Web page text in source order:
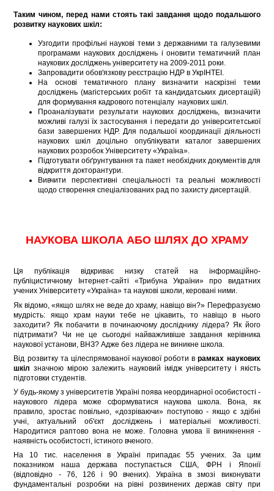
Таким чином, перед нами стоять такі завдання щодо подальшого
розвитку наукових шкіл:
Узгодити профільні наукові теми з державними та галузевими
програмами наукових досліджень і оновити тематичний план
наукових досліджень університету на 2009-2011 роки.
Запровадити обов'язкову реєстрацію НДР в УкрІНТЕІ.
На основі тематичного плану визначити наскрізні теми
досліджень (магістерських робіт та кандидатських дисертацій)
для формування кадрового потенціалу наукових шкіл.
Проаналізувати результати наукових досліджень, визначити
можливі галузі їх застосування і передати до університетської
бази завершених НДР. Для подальшої координації діяльності
наукових шкіл доцільно опублікувати каталог завершених
наукових розробок Університету «Україна».
Підготувати обґрунтування та пакет необхідних документів для
відкриття докторантури.
Вивчити перспективні спеціальності та реальні можливості
щодо створення спеціалізованих рад по захисту дисертацій.
НАУКОВА ШКОЛА АБО ШЛЯХ ДО ХРАМУ
Ця публікація відкриває низку статей на інформаційно-
публіцистичному Інтернет-сайті «Трибуна України» про видатних
учених Університету «Україна» та наукові школи, керовані ними.
Як відомо, «якщо шлях не веде до храму, навіщо він?» Перефразуємо
мудрість: якщо храм науки тебе не цікавить, то навіщо в нього
заходити? Як побачити в починаючому досліднику лідера? Як його
підтримати? Чи не це сьогодні найважливіше завдання керівника
наукової установи, ВНЗ? Адже без лідера не виникне школа.
Від розвитку та цілеспрямованої наукової роботи врамках наукових
шкіл значною мірою залежить науковий імідж університету і якість
підготовки студентів.
У будь-якому з університетів Україні поява неординарної особистості -
наукового лідера може сформуватися наукова школа. Вона, як
правило, зростає повільно, «дозріваючи» поступово - якщо є здібні
учні, актуальний об'єкт досліджень і матеріальні можливості.
Народитися раптово вона не може. Головна умова її виникнення -
наявність особистості, істиного вченого.
На 10 тис. населення в Україні припадає 55 учених. За цим
показником наша держава поступається США, ФРН і Японії
(відповідно - 76, 126 і 90 вчених). Україна в змозі виконувати
фундаментальні розробки на рівні розвинених держав світу при